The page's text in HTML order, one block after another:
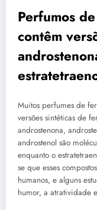
Perfumos
contêm
Muitos perfumes de
versões sintéticas de
androstenona,
androstenol são
enquanto o
se que esses
humanos, e alguns
humor, a atratividade